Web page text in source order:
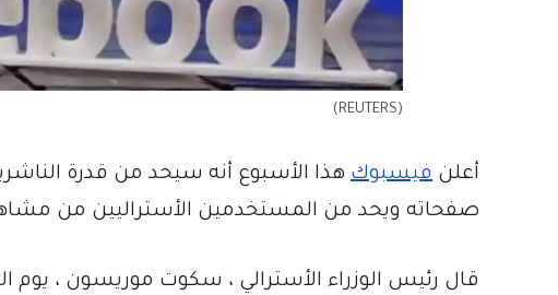
(REUTERS)
أعلن فيسبوك هذا الأسبوع أنه سيحد من قدرة
صفحاته ويحد من المستخدمين الأستراليين من
قال رئيس الوزراء الأسترالي ، سكوت موريسون ،